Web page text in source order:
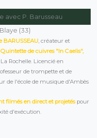
avec P. Barusseau
(33)
BARUSSEAU, créateur et
Quintette de cuivres "In Caelis",
Rochelle. Licencié en
de trompette et de
de l'école de musique d'Ambès
filmés en direct et projetés pour
d'exécution.